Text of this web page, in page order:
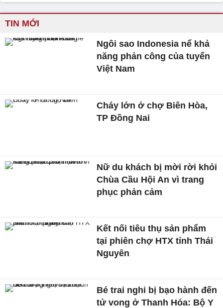
TIN MỚI
Ngôi sao Indonesia nể khả
năng phản công của tuyển
Việt Nam
Cháy lớn ở chợ Biên Hòa,
TP Đồng Nai
Nữ du khách bị mời rời khỏi
Chùa Cầu Hội An vì trang
phục phản cảm
Kết nối tiêu thụ sản phẩm
tại phiên chợ HTX tỉnh Thái
Nguyên
Bé trai nghi bị bạo hành đến
tử vong ở Thanh Hóa: Bộ Y